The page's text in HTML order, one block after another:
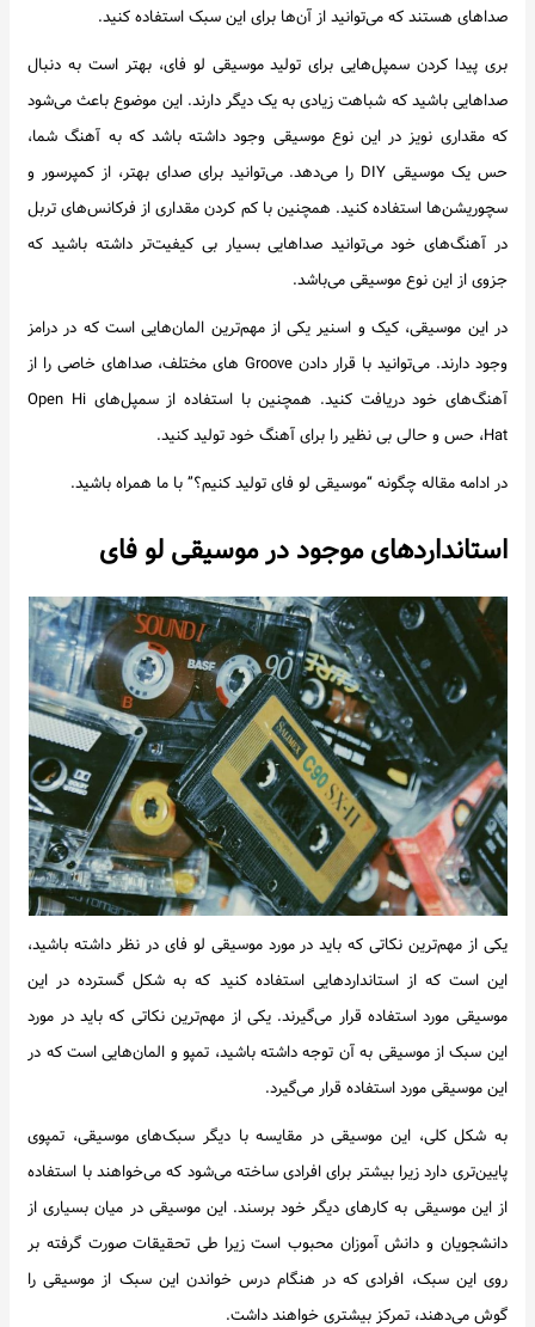
صداهای هستند که می‌توانید از آن‌ها برای این سبک استفاده کنید.
بری پیدا کردن سمپل‌هایی برای تولید موسیقی لو فای، بهتر است به دنبال
صداهایی باشید که شباهت زیادی به یک دیگر دارند. این موضوع باعث می‌شود
که مقداری نویز در این نوع موسیقی وجود داشته باشد که به آهنگ شما،
حس یک موسیقی DIY را می‌دهد. می‌توانید برای صدای بهتر، از کمپرسور و
سچوریشن‌ها استفاده کنید. همچنین با کم کردن مقداری از فرکانس‌های تربل
در آهنگ‌های خود می‌توانید صداهایی بسیار بی کیفیت‌تر داشته باشید که
جزوی از این نوع موسیقی می‌باشد.
در این موسیقی، کیک و اسنیر یکی از مهم‌ترین المان‌هایی است که در درامز
وجود دارند. می‌توانید با قرار دادن Groove های مختلف، صداهای خاصی را از
آهنگ‌های خود دریافت کنید. همچنین با استفاده از سمپل‌های Open Hi
Hat، حس و حالی بی نظیر را برای آهنگ خود تولید کنید.
در ادامه مقاله چگونه “موسیقی لو فای تولید کنیم؟” با ما همراه باشید.
استانداردهای موجود در موسیقی لو فای
یکی از مهم‌ترین نکاتی که باید در مورد موسیقی لو فای در نظر داشته باشید،
این است که از استانداردهایی استفاده کنید که به شکل گسترده در این
موسیقی مورد استفاده قرار می‌گیرند. یکی از مهم‌ترین نکاتی که باید در مورد
این سبک از موسیقی به آن توجه داشته باشید، تمپو و المان‌هایی است که در
این موسیقی مورد استفاده قرار می‌گیرد.
به شکل کلی، این موسیقی در مقایسه با دیگر سبک‌های موسیقی، تمپوی
پایین‌تری دارد زیرا بیشتر برای افرادی ساخته می‌شود که می‌خواهند با استفاده
از این موسیقی به کارهای دیگر خود برسند. این موسیقی در میان بسیاری از
دانشجویان و دانش آموزان محبوب است زیرا طی تحقیقات صورت گرفته بر
روی این سبک، افرادی که در هنگام درس خواندن این سبک از موسیقی را
گوش می‌دهند، تمرکز بیشتری خواهند داشت.